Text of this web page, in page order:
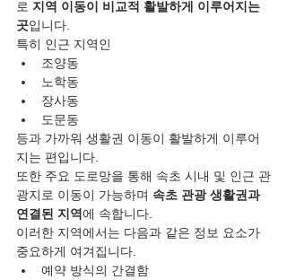
로 지역 이동이 비교적 활발하게 이루어지는
곳입니다.
특히 인근 지역인
조양동
노학동
장사동
도문동
등과 가까워 생활권 이동이 활발하게 이루어
지는 편입니다.
또한 주요 도로망을 통해 속초 시내 및 인근 관
광지로 이동이 가능하며 속초 관광 생활권과
연결된 지역에 속합니다.
이러한 지역에서는 다음과 같은 정보 요소가
중요하게 여겨집니다.
예약 방식의 간결함